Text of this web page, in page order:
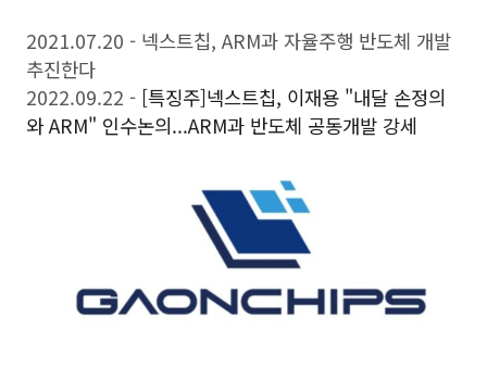
2021.07.20 - 넥스트칩, ARM과 자율주행 반도체 개발
추진한다
2022.09.22 - [특징주]넥스트칩, 이재용 "내달 손정의
와 ARM" 인수논의...ARM과 반도체 공동개발 강세